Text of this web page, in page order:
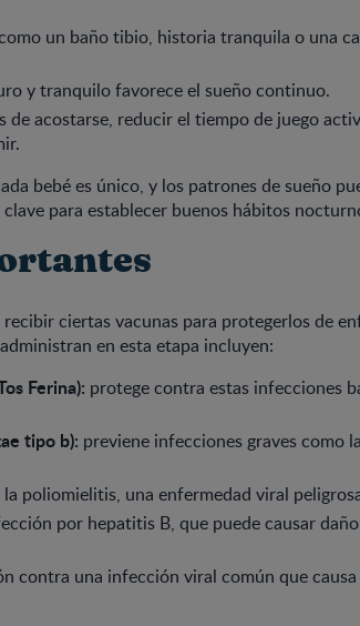
un baño tibio, historia tranquila o una
y tranquilo favorece el sueño continuo.
de acostarse, reducir el tiempo de juego
bebé es único, y los patrones de sueño
para establecer buenos hábitos
ciertas vacunas para protegerlos de
en esta etapa incluyen:
Ferina): protege contra estas infecciones
tipo b): previene infecciones graves como
poliomielitis, una enfermedad viral
por hepatitis B, que puede causar
contra una infección viral común que causa